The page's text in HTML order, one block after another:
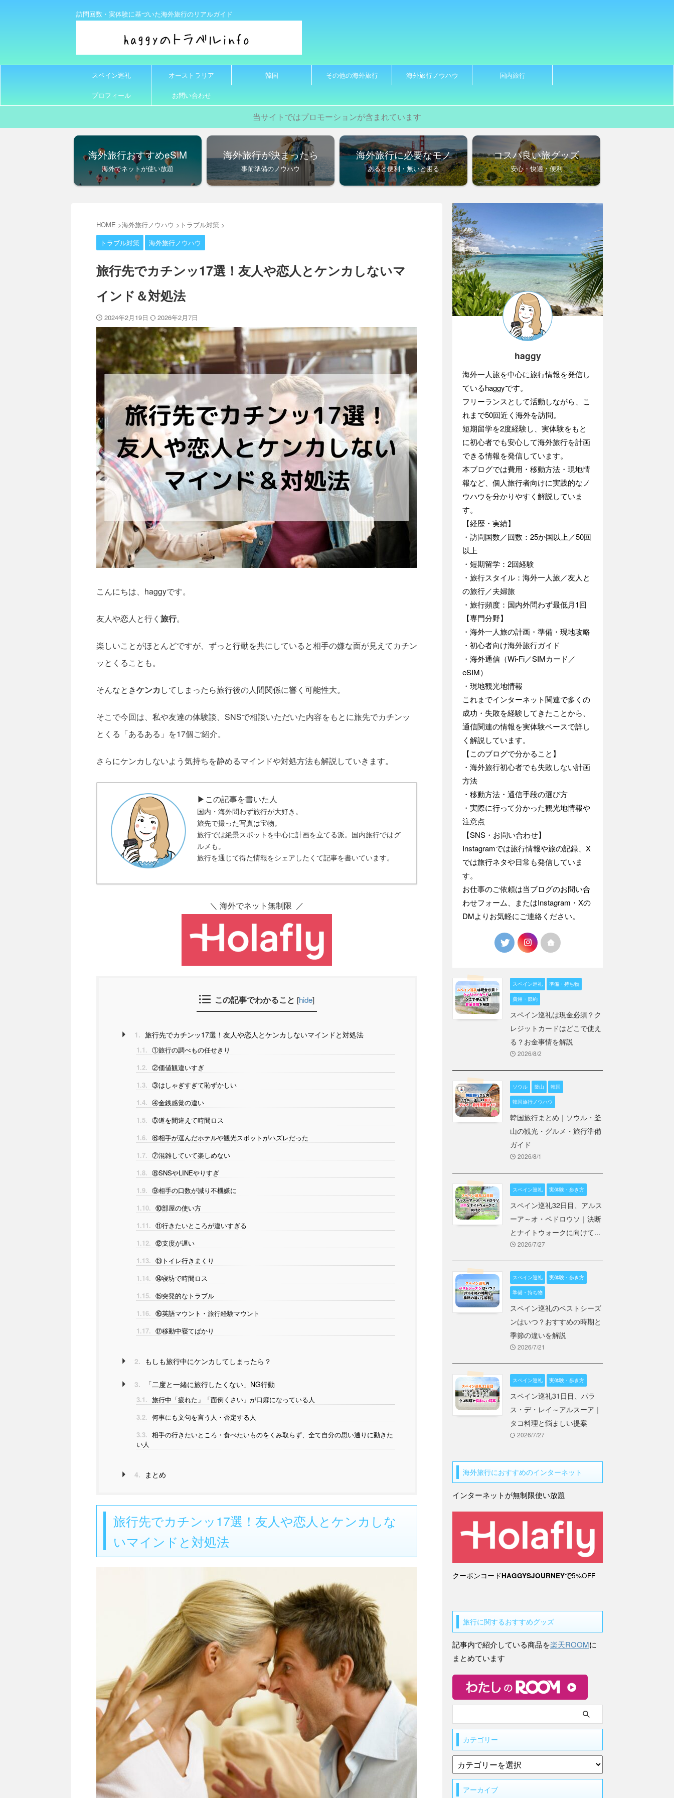
訪問回数・実体験に基づいた海外旅行のリアルガイド
スペイン巡礼 オーストラリア 韓国 その他の海外旅行 海外旅行ノウハウ 国内旅行
プロフィール お問い合わせ
当サイトではプロモーションが含まれています
海外旅行おすすめeSIM
海外でネットが使い放題
海外旅行が決まったら
事前準備のノウハウ
海外旅行に必要なモノ
あると便利・無いと困る
コスパ良い旅グッズ
安心・快適・便利
HOME >海外旅行ノウハウ > トラブル対策 >
トラブル対策
海外旅行ノウハウ
旅行先でカチンッ17選！友人や恋人とケンカしないマ
インド＆対処法
2024年2月19日 2026年2月7日
こんにちは、haggyです。
友人や恋人と行く 旅行。
楽しいことがほとんどですが、ずっと行動を共にしていると相手の嫌な面が見えてカチン
ッとくることも。
そんなときケンカ してしまったら旅行後の人間関係に響く可能性大。
そこで今回は、私や友達の体験談、SNSで相談いただいた内容をもとに旅先でカチンッ
とくる「あるある」を17個ご紹介。
さらにケンカしないよう気持ちを静めるマインドや対処方法も解説していきます。
▶この記事を書いた人
国内・海外問わず旅行が大好き。
旅先で撮った写真は宝物。
旅行では絶景スポットを中心に計画を立てる派。国内旅行ではグ
ルメも。
旅行を通じて得た情報をシェアしたくて記事を書いています。
＼ 海外でネット無制限 ／
この記事でわかること [hide]
1. 旅行先でカチンッ17選！友人や恋人とケンカしないマインドと対処法
1.1. ①旅行の調べもの任せきり
1.2. ②価値観違いすぎ
1.3. ③はしゃぎすぎて恥ずかしい
1.4. ④金銭感覚の違い
1.5. ⑤道を間違えて時間ロス
1.6. ⑥相手が選んだホテルや観光スポットがハズレだった
1.7. ⑦混雑していて楽しめない
1.8. ⑧SNSやLINEやりすぎ
1.9. ⑨相手の口数が減り不機嫌に
1.10. ⑩部屋の使い方
1.11. ⑪行きたいところが違いすぎる
1.12. ⑫支度が遅い
1.13. ⑬トイレ行きまくり
1.14. ⑭寝坊で時間ロス
1.15. ⑮突発的なトラブル
1.16. ⑯英語マウント・旅行経験マウント
1.17. ⑰移動中寝てばかり
2. もしも旅行中にケンカしてしまったら？
3. 「二度と一緒に旅行したくない」NG行動
3.1. 旅行中「疲れた」「面倒くさい」が口癖になっている人
3.2. 何事にも文句を言う人・否定する人
3.3. 相手の行きたいところ・食べたいものをくみ取らず、全て自分の思い通りに動きた
い人
4. まとめ
旅行先でカチンッ17選！友人や恋人とケンカしな
いマインドと対処法
haggy
海外一人旅を中心に旅行情報を発信し
ているhaggyです。
フリーランスとして活動しながら、こ
れまで50回近く海外を訪問。
短期留学を2度経験し、実体験をもと
に初心者でも安心して海外旅行を計画
できる情報を発信しています。
本ブログでは費用・移動方法・現地情
報など、個人旅行者向けに実践的なノ
ウハウを分かりやすく解説していま
す。
【経歴・実績】
・訪問国数／回数：25か国以上／50回
以上
・短期留学：2回経験
・旅行スタイル：海外一人旅／友人と
の旅行／夫婦旅
・旅行頻度：国内外問わず最低月1回
【専門分野】
・海外一人旅の計画・準備・現地攻略
・初心者向け海外旅行ガイド
・海外通信（Wi-Fi／SIMカード／
eSIM）
・現地観光地情報
これまでインターネット関連で多くの
成功・失敗を経験してきたことから、
通信関連の情報を実体験ベースで詳し
く解説しています。
【このブログで分かること】
・海外旅行初心者でも失敗しない計画
方法
・移動方法・通信手段の選び方
・実際に行って分かった観光地情報や
注意点
【SNS・お問い合わせ】
Instagramでは旅行情報や旅の記録、X
では旅行ネタや日常も発信していま
す。
お仕事のご依頼は当ブログのお問い合
わせフォーム、またはInstagram・Xの
DMよりお気軽にご連絡ください。
スペイン巡礼 準備・持ち物
費用・節約
スペイン巡礼は現金必須？ク
レジットカードはどこで使え
る？お金事情を解説
2026/8/2
ソウル 釜山 韓国
韓国旅行ノウハウ
韓国旅行まとめ｜ソウル・釜
山の観光・グルメ・旅行準備
ガイド
2026/8/1
スペイン巡礼 実体験・歩き方
スペイン巡礼32日目、アルス
ーア～オ・ペドロウソ｜決断
とナイトウォークに向けて...
2026/7/27
スペイン巡礼 実体験・歩き方
準備・持ち物
スペイン巡礼のベストシーズ
ンはいつ？おすすめの時期と
季節の違いを解説
2026/7/21
スペイン巡礼 実体験・歩き方
スペイン巡礼31日目、パラ
ス・デ・レイ～アルスーア｜
タコ料理と悩ましい提案
2026/7/27
海外旅行におすすめのインターネット
インターネットが無制限使い放題
クーポンコードHAGGYSJOURNEYで5%OFF
旅行に関するおすすめグッズ
記事内で紹介している商品を楽天ROOMに
まとめています
カテゴリー
アーカイブ